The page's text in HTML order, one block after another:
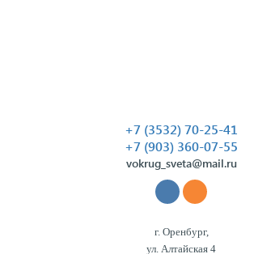
+7 (3532) 70-25-41
+7 (903) 360-07-55
vokrug_sveta@mail.ru
г. Оренбург,
ул. Алтайская 4